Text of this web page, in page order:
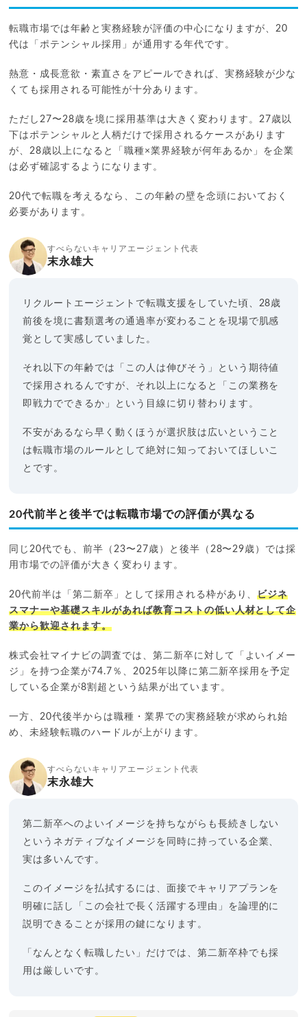
転職市場では年齢と実務経験が評価の中心になりますが、20
代は「ポテンシャル採用」が通用する年代です。
熱意・成長意欲・素直さをアピールできれば、実務経験が少な
くても採用される可能性が十分あります。
ただし27〜28歳を境に採用基準は大きく変わります。27歳以
下はポテンシャルと人柄だけで採用されるケースがあります
が、28歳以上になると「職種×業界経験が何年あるか」を企業
は必ず確認するようになります。
20代で転職を考えるなら、この年齢の壁を念頭においておく
必要があります。
すべらないキャリアエージェント代表
末永雄大
リクルートエージェントで転職支援をしていた頃、28歳
前後を境に書類選考の通過率が変わることを現場で肌感
覚として実感していました。
それ以下の年齢では「この人は伸びそう」という期待値
で採用されるんですが、それ以上になると「この業務を
即戦力でできるか」という目線に切り替わります。
不安があるなら早く動くほうが選択肢は広いということ
は転職市場のルールとして絶対に知っておいてほしいこ
とです。
20代前半と後半では転職市場での評価が異なる
同じ20代でも、前半（23〜27歳）と後半（28〜29歳）では採
用市場での評価が大きく変わります。
20代前半は「第二新卒」として採用される枠があり、ビジネ
スマナーや基礎スキルがあれば教育コストの低い人材として企
業から歓迎されます。
株式会社マイナビの調査では、第二新卒に対して「よいイメー
ジ」を持つ企業が74.7％、2025年以降に第二新卒採用を予定
している企業が8割超という結果が出ています。
一方、20代後半からは職種・業界での実務経験が求められ始
め、未経験転職のハードルが上がります。
すべらないキャリアエージェント代表
末永雄大
第二新卒へのよいイメージを持ちながらも長続きしない
というネガティブなイメージを同時に持っている企業、
実は多いんです。
このイメージを払拭するには、面接でキャリアプランを
明確に話し「この会社で長く活躍する理由」を論理的に
説明できることが採用の鍵になります。
「なんとなく転職したい」だけでは、第二新卒枠でも採
用は厳しいです。